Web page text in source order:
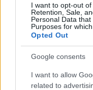
I want to opt-out of
Retention, Sale,
Personal Data
Purposes for
Opted Out
Google consents
I want to allow
related to
Az előző évad
, aFüggöny fel!,
valamint azEmilia